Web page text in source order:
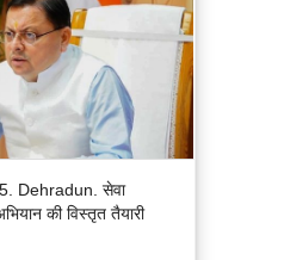
Dehradun. सेवा
की विस्तृत तैयारी